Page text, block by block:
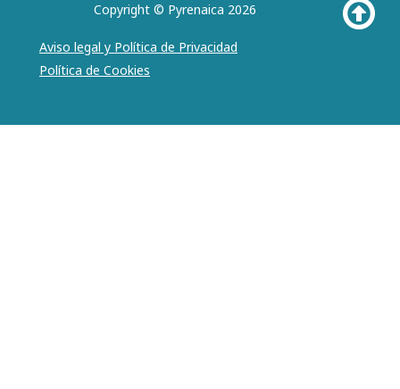
Copyright © Pyrenaica 2026
Aviso legal y Política de Privacidad
Política de Cookies